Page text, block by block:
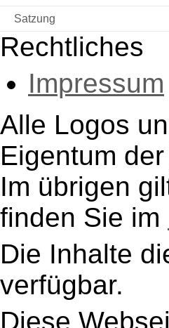
Satzung
Rechtliches
Impressum
Alle Logos
Eigentum
Im übrigen
finden Sie im
Die Inhalte
verfügbar.
Diese